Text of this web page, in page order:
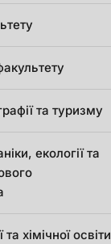
та туризму
екології та
хімічної освіти